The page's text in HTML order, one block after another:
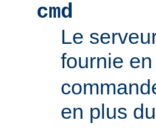
cmd
Le
fournie
en plus